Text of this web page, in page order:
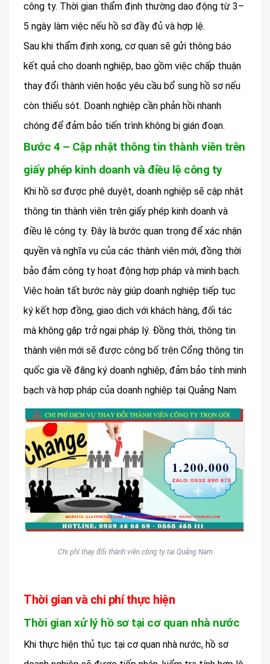
công ty. Thời gian thẩm định thường dao động từ 3–
5 ngày làm việc nếu hồ sơ đầy đủ và hợp lệ.
Sau khi thẩm định xong, cơ quan sẽ gửi thông báo
kết quả cho doanh nghiệp, bao gồm việc chấp thuận
thay đổi thành viên hoặc yêu cầu bổ sung hồ sơ nếu
còn thiếu sót. Doanh nghiệp cần phản hồi nhanh
chóng để đảm bảo tiến trình không bị gián đoạn.
Bước 4 – Cập nhật thông tin thành viên trên
giấy phép kinh doanh và điều lệ công ty
Khi hồ sơ được phê duyệt, doanh nghiệp sẽ cập nhật
thông tin thành viên trên giấy phép kinh doanh và
điều lệ công ty. Đây là bước quan trọng để xác nhận
quyền và nghĩa vụ của các thành viên mới, đồng thời
bảo đảm công ty hoạt động hợp pháp và minh bạch.
Việc hoàn tất bước này giúp doanh nghiệp tiếp tục
ký kết hợp đồng, giao dịch với khách hàng, đối tác
mà không gặp trở ngại pháp lý. Đồng thời, thông tin
thành viên mới sẽ được công bố trên Cổng thông tin
quốc gia về đăng ký doanh nghiệp, đảm bảo tính minh
bạch và hợp pháp của doanh nghiệp tại Quảng Nam.
Chi phí thay đổi thành viên công ty tại Quảng Nam
Thời gian và chi phí thực hiện
Thời gian xử lý hồ sơ tại cơ quan nhà nước
Khi thực hiện thủ tục tại cơ quan nhà nước, hồ sơ